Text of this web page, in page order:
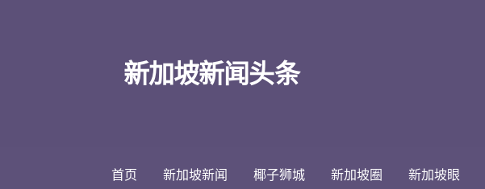
新加坡新闻头条
首页 新加坡新闻 椰子狮城 新加坡圈 新加坡眼